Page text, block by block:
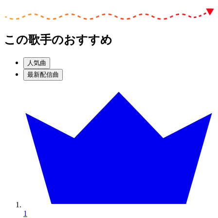
この歌手のおすすめ
人気曲
最新配信曲
1